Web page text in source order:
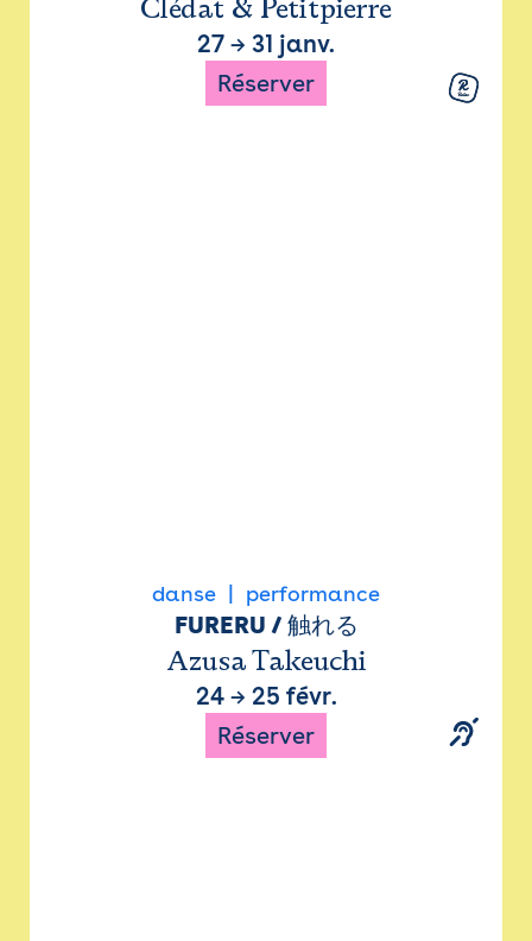
Clédat & Petitpierre
27 → 31 janv.
Réserver
danse performance
FURERU / 触れる
Azusa Takeuchi
24→ 25 févr.
Réserver